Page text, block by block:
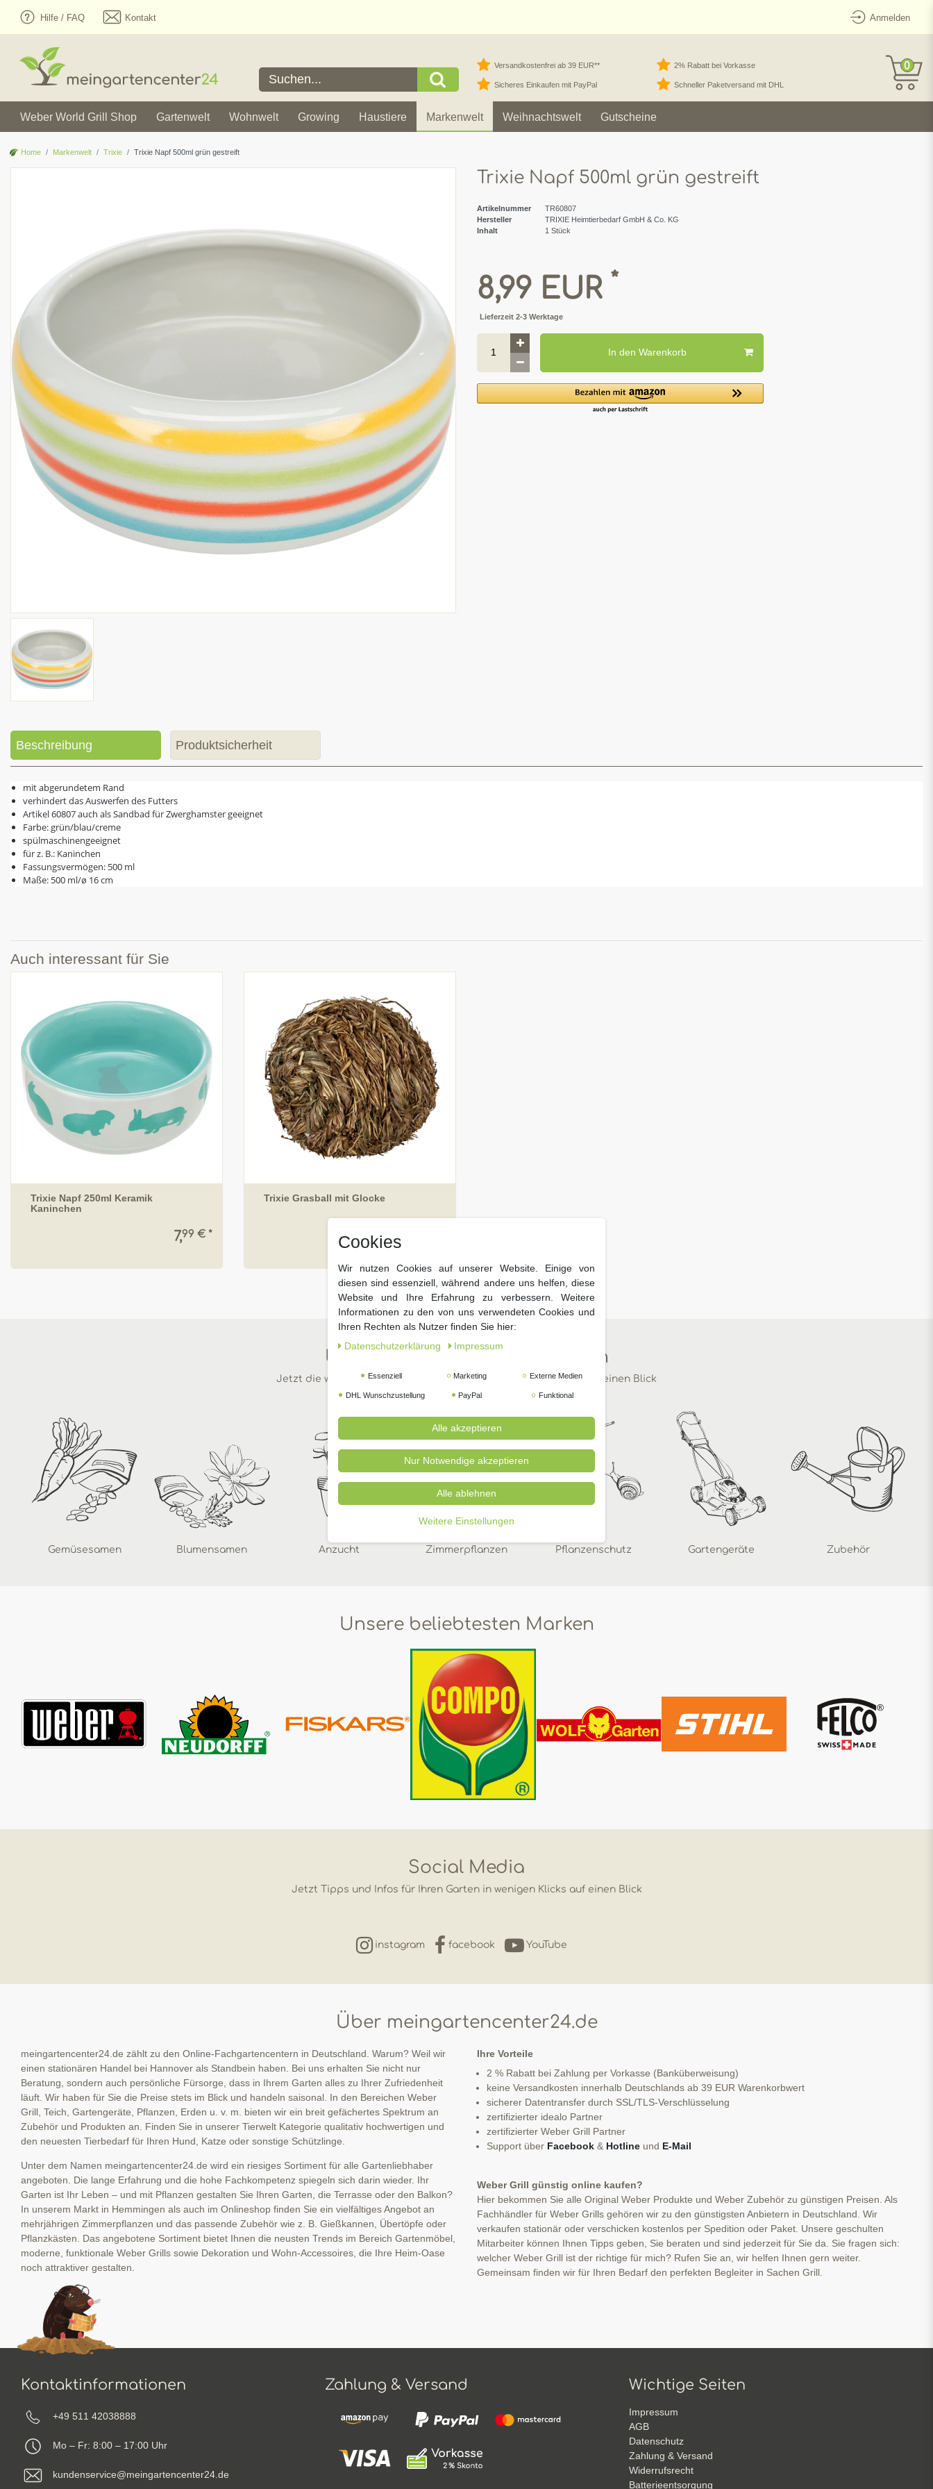
Hilfe / FAQ Kontakt Anmelden
Versandkostenfrei ab 39 EUR** 2% Rabatt bei Vorkasse
Sicheres Einkaufen mit PayPal Schneller Paketversand mit DHL
0
Weber World Grill Shop Gartenwelt Wohnwelt Growing Haustiere Markenwelt Weihnachtswelt Gutscheine
Home Markenwelt Trixie Trixie Napf 500ml grün gestreift
Trixie Napf 500ml grün gestreift
Artikelnummer
TR60807
Hersteller
TRIXIE Heimtierbedarf GmbH & Co. KG
Inhalt
1 Stück
8,99 EUR *
Lieferzeit 2-3 Werktage
In den Warenkorb
Beschreibung Produktsicherheit
mit abgerundetem Rand
verhindert das Auswerfen des Futters
Artikel 60807 auch als Sandbad für Zwerghamster geeignet
Farbe: grün/blau/creme
spülmaschinengeeignet
für z. B.: Kaninchen
Fassungsvermögen: 500 ml
Maße: 500 ml/ø 16 cm
Auch interessant für Sie
Trixie Napf 250ml Keramik
Kaninchen
7,99 € *
Trixie Grasball mit Glocke
Unsere beliebtesten Kategorien
Jetzt die wichtigsten Dinge für Ihren Garten in wenigen Klicks auf einen Blick
Gemüsesamen Blumensamen Anzucht Zimmerpflanzen Pflanzenschutz Gartengeräte Zubehör
Unsere beliebtesten Marken
Social Media
Jetzt Tipps und Infos für Ihren Garten in wenigen Klicks auf einen Blick
instagram facebook YouTube
Über meingartencenter24.de
meingartencenter24.de zählt zu den Online-Fachgartencentern in Deutschland. Warum? Weil wir
einen stationären Handel bei Hannover als Standbein haben. Bei uns erhalten Sie nicht nur
Beratung, sondern auch persönliche Fürsorge, dass in Ihrem Garten alles zu Ihrer Zufriedenheit
läuft. Wir haben für Sie die Preise stets im Blick und handeln saisonal. In den Bereichen Weber
Grill, Teich, Gartengeräte, Pflanzen, Erden u. v. m. bieten wir ein breit gefächertes Spektrum an
Zubehör und Produkten an. Finden Sie in unserer Tierwelt Kategorie qualitativ hochwertigen und
den neuesten Tierbedarf für Ihren Hund, Katze oder sonstige Schützlinge.
Unter dem Namen meingartencenter24.de wird ein riesiges Sortiment für alle Gartenliebhaber
angeboten. Die lange Erfahrung und die hohe Fachkompetenz spiegeln sich darin wieder. Ihr
Garten ist Ihr Leben – und mit Pflanzen gestalten Sie Ihren Garten, die Terrasse oder den Balkon?
In unserem Markt in Hemmingen als auch im Onlineshop finden Sie ein vielfältiges Angebot an
mehrjährigen Zimmerpflanzen und das passende Zubehör wie z. B. Gießkannen, Übertöpfe oder
Pflanzkästen. Das angebotene Sortiment bietet Ihnen die neusten Trends im Bereich Gartenmöbel,
moderne, funktionale Weber Grills sowie Dekoration und Wohn-Accessoires, die Ihre Heim-Oase
noch attraktiver gestalten.
Ihre Vorteile
2 % Rabatt bei Zahlung per Vorkasse (Banküberweisung)
keine Versandkosten innerhalb Deutschlands ab 39 EUR Warenkorbwert
sicherer Datentransfer durch SSL/TLS-Verschlüsselung
zertifizierter idealo Partner
zertifizierter Weber Grill Partner
Support über Facebook & Hotline und E-Mail
Weber Grill günstig online kaufen?
Hier bekommen Sie alle Original Weber Produkte und Weber Zubehör zu günstigen Preisen. Als
Fachhändler für Weber Grills gehören wir zu den günstigsten Anbietern in Deutschland. Wir
verkaufen stationär oder verschicken kostenlos per Spedition oder Paket. Unsere geschulten
Mitarbeiter können Ihnen Tipps geben, Sie beraten und sind jederzeit für Sie da. Sie fragen sich:
welcher Weber Grill ist der richtige für mich? Rufen Sie an, wir helfen Ihnen gern weiter.
Gemeinsam finden wir für Ihren Bedarf den perfekten Begleiter in Sachen Grill.
Kontaktinformationen
+49 511 42038888
Mo – Fr: 8:00 – 17:00 Uhr
kundenservice@meingartencenter24.de
Zahlung & Versand Wichtige Seiten
Impressum
AGB
Datenschutz
Zahlung & Versand
Widerrufsrecht
Batterieentsorgung
Cookies
Wir nutzen Cookies auf unserer Website. Einige von
diesen sind essenziell, während andere uns helfen, diese
Website und Ihre Erfahrung zu verbessern. Weitere
Informationen zu den von uns verwendeten Cookies und
Ihren Rechten als Nutzer finden Sie hier:
Daten­schutz­erklärung
Impressum
Essenziell Marketing Externe Medien
DHL Wunschzustellung PayPal Funktional
Alle akzeptieren
Nur Notwendige akzeptieren
Alle ablehnen
Weitere Einstellungen